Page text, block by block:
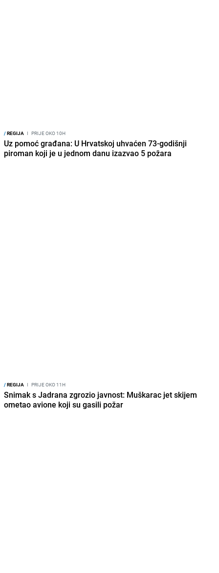
/REGIJA I PRIJE OKO 10H
Uz pomoć građana: U Hrvatskoj uhvaćen 73-godišnji
piroman koji je u jednom danu izazvao 5 požara
/REGIJA I PRIJE OKO 11H
Snimak s Jadrana zgrozio javnost: Muškarac jet skijem
ometao avione koji su gasili požar